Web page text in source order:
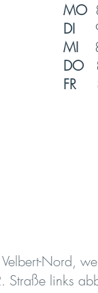
MO
DI
MI
DO8
FR
Nord,
Straße links